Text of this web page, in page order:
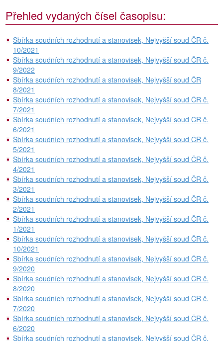
Přehled vydaných čísel časopisu:
Sbírka soudních rozhodnutí a stanovisek, Nejvyšší soud ČR č.
10/2021
Sbírka soudních rozhodnutí a stanovisek, Nejvyšší soud ČR č.
9/2022
Sbírka soudních rozhodnutí a stanovisek, Nejvyšší soud ČR
8/2021
Sbírka soudních rozhodnutí a stanovisek, Nejvyšší soud ČR č.
7/2021
Sbírka soudních rozhodnutí a stanovisek, Nejvyšší soud ČR č.
6/2021
Sbírka soudních rozhodnutí a stanovisek, Nejvyšší soud ČR č.
5/2021
Sbírka soudních rozhodnutí a stanovisek, Nejvyšší soud ČR č.
4/2021
Sbírka soudních rozhodnutí a stanovisek, Nejvyšší soud ČR č.
3/2021
Sbírka soudních rozhodnutí a stanovisek, Nejvyšší soud ČR č.
2/2021
Sbírka soudních rozhodnutí a stanovisek, Nejvyšší soud ČR č.
1/2021
Sbírka soudních rozhodnutí a stanovisek, Nejvyšší soud ČR č.
10/2021
Sbírka soudních rozhodnutí a stanovisek, Nejvyšší soud ČR č.
9/2020
Sbírka soudních rozhodnutí a stanovisek, Nejvyšší soud ČR č.
8/2020
Sbírka soudních rozhodnutí a stanovisek, Nejvyšší soud ČR č.
7/2020
Sbírka soudních rozhodnutí a stanovisek, Nejvyšší soud ČR č.
6/2020
Sbírka soudních rozhodnutí a stanovisek, Nejvyšší soud ČR č.